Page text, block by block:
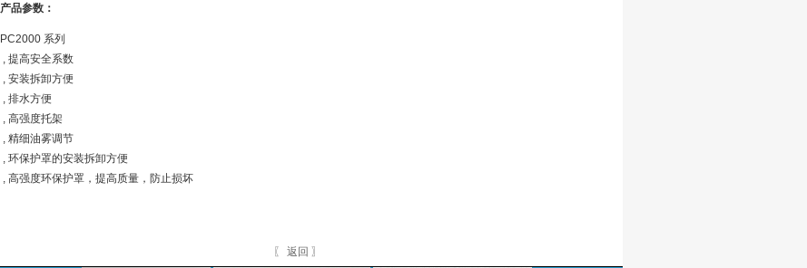
产品参数：
PC2000 系列
, 提高安全系数
, 安装拆卸方便
, 排水方便
, 高强度托架
, 精细油雾调节
, 环保护罩的安装拆卸方便
, 高强度环保护罩，提高质量，防止损坏
〖 返回 〗